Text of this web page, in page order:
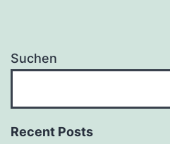
Suchen
Recent Posts